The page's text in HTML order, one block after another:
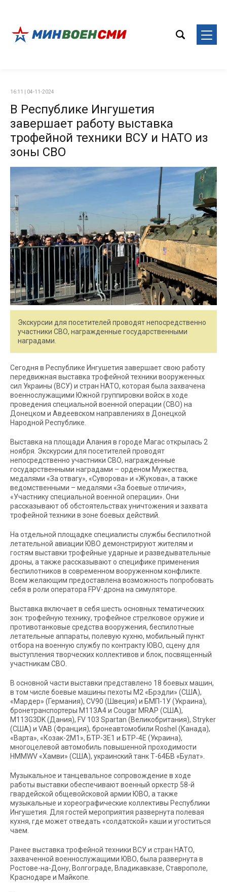
16:11 | 04-11-2024
В Республике Ингушетия
завершает работу выставка
трофейной техники ВСУ и НАТО из
зоны СВО
Экскурсии для посетителей проводят непосредственно
участники СВО, награжденные государственными
наградами.
Сегодня в Республике Ингушетия завершает свою работу
передвижная выставка трофейной техники вооруженных
сил Украины (ВСУ) и стран НАТО, которая была захвачена
военнослужащими Южной группировки войск в ходе
проведения специальной военной операции (СВО) на
Донецком и Авдеевском направлениях в Донецкой
Народной Республике.
Выставка на площади Алания в городе Магас открылась 2
ноября. Экскурсии для посетителей проводят
непосредственно участники СВО, награжденные
государственными наградами – орденом Мужества,
медалями «За отвагу», «Суворова» и «Жукова», а также
ведомственными – медалями «За боевые отличия»,
«Участнику специальной военной операции». Они
рассказывают об обстоятельствах уничтожения и захвата
трофейной техники в зоне боевых действий.
На отдельной площадке специалисты службы беспилотной
летательной авиации ЮВО демонстрируют жителям и
гостям выставки трофейные ударные и разведывательные
дроны, а также рассказывают о специфике применения
беспилотников в современном вооруженном конфликте.
Всем желающим предоставлена возможность попробовать
себя в роли оператора FPV-дрона на симуляторе.
Выставка включает в себя шесть основных тематических
зон: трофейную технику, трофейное стрелковое оружие и
противотанковые средства вооружения, беспилотные
летательные аппараты, полевую кухню, мобильный пункт
отбора на военную службу по контракту ЮВО, сцену для
выступления творческих коллективов и блок, посвященный
участникам СВО.
В основной части выставки представлено 18 боевых машин,
в том числе боевые машины пехоты М2 «Брэдли» (США),
«Мардер» (Германия), CV90 (Швеция) и БМП-1У (Украина),
бронетранспортеры М113А4 и Cougar MRAP (США),
М113G3DK (Дания), FV 103 Spartan (Великобритания), Stryker
(США) и VAB (Франция), бронеавтомобили Roshel (Канада),
«Варта», «Козак-2М1», БТР-3Е1 и БТР-4Е (Украина),
многоцелевой автомобиль повышенной проходимости
HMMWV «Хамви» (США), украинский танк Т-64БВ «Булат».
Музыкальное и танцевальное сопровождение в ходе
работы выставки обеспечивают военный оркестр 58-й
гвардейской общевойсковой армии ЮВО, а также
музыкальные и хореографические коллективы Республики
Ингушетия. Для гостей мероприятия развернута полевая
кухня, где может отведать «солдатской» каши и угоститься
чаем.
Ранее выставка трофейной техники ВСУ и стран НАТО,
захваченной военнослужащими ЮВО, была развернута в
Ростове-на-Дону, Волгограде, Владикавказе, Ставрополе,
Краснодаре и Майкопе.